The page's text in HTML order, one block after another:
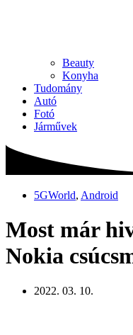
Beauty
Konyha
Tudomány
Autó
Fotó
Járművek
5GWorld, Android
Most már
Nokia
2022. 03. 10.